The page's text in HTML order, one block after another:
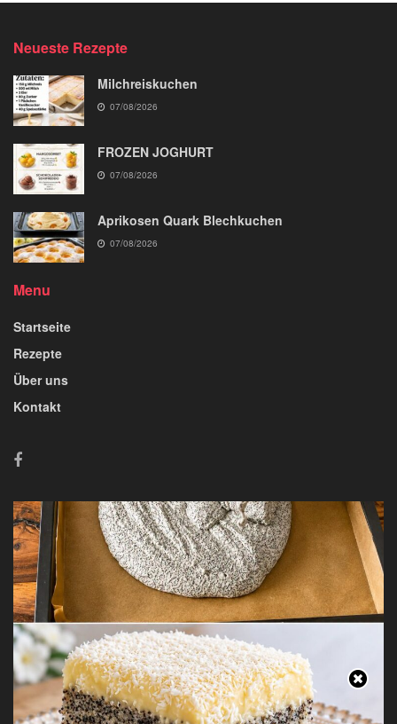
Neueste Rezepte
Milchreiskuchen
07/08/2026
FROZEN JOGHURT
07/08/2026
Aprikosen Quark Blechkuchen
07/08/2026
Menu
Startseite
Rezepte
Über uns
Kontakt